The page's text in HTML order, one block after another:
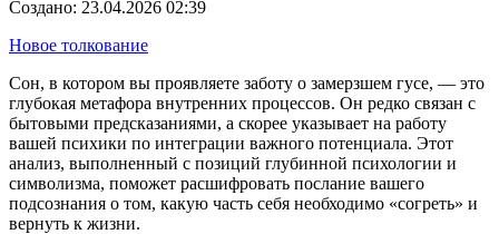
Создано: 23.04.2026 02:39
Новое толкование
Сон, в котором вы проявляете заботу о замерзшем гусе, — это
глубокая метафора внутренних процессов. Он редко связан с
бытовыми предсказаниями, а скорее указывает на работу
вашей психики по интеграции важного потенциала. Этот
анализ, выполненный с позиций глубинной психологии и
символизма, поможет расшифровать послание вашего
подсознания о том, какую часть себя необходимо «согреть» и
вернуть к жизни.